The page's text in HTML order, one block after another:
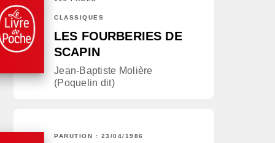
CLASSIQUES
LES FOURBERIES DE
SCAPIN
Jean-Baptiste Molière
(Poquelin dit)
PARUTION : 23/04/1986